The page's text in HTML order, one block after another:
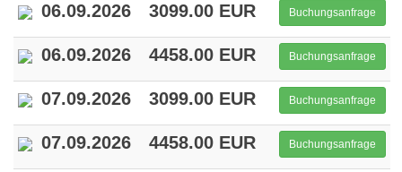
06.09.2026 3099.00 EUR Buchungsanfrage
06.09.2026 4458.00 EUR Buchungsanfrage
07.09.2026 3099.00 EUR Buchungsanfrage
07.09.2026 4458.00 EUR Buchungsanfrage